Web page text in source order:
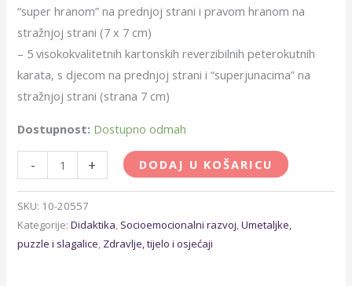
“super hranom” na prednjoj strani i pravom hranom na
stražnjoj strani (7 x 7 cm)
– 5 visokokvalitetnih kartonskih reverzibilnih peterokutnih
karata, s djecom na prednjoj strani i “superjunacima” na
stražnjoj strani (strana 7 cm)
Dostupnost: Dostupno odmah
- + DODAJ U KOŠARICU
SKU: 10-20557
Kategorije:Didaktika, Socioemocionalni razvoj,Umetaljke,
puzzle i slagalice, Zdravlje, tijelo i osjećaji